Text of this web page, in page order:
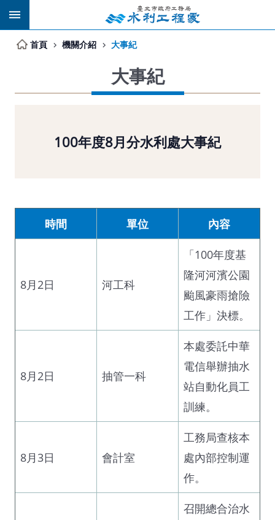
跳到主要內容區塊
首頁 機關介紹 大事紀
大事紀
100年度8月分水利處大事紀
時間 單位 內容
8月2日 河工科
「100年度基
隆河河濱公園
颱風豪雨搶險
工作」決標。
8月2日 抽管一科
本處委託中華
電信舉辦抽水
站自動化員工
訓練。
8月3日 會計室
工務局查核本
處內部控制運
作。
召開總合治水